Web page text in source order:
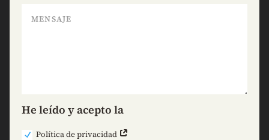
He leído y acepto la
Política de privacidad